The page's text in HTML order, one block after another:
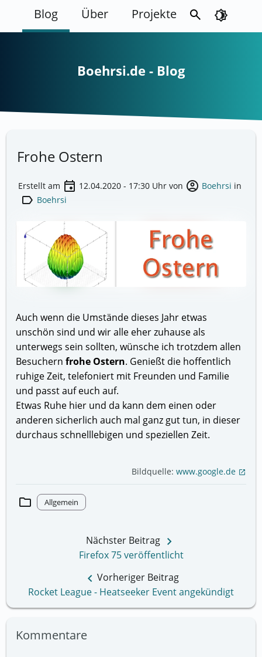
Blog Über Projekte search brightness_4
Boehrsi.de - Blog
Frohe Ostern
Erstellt am event 12.04.2020 - 17:30 Uhr von account_circle Boehrsi in
label Boehrsi
Auch wenn die Umstände dieses Jahr etwas
unschön sind und wir alle eher zuhause als
unterwegs sein sollten, wünsche ich trotzdem allen
Besuchernfrohe Ostern. Genießt die hoffentlich
ruhige Zeit, telefoniert mit Freunden und Familie
und passt auf euch auf.
Etwas Ruhe hier und da kann dem einen oder
anderen sicherlich auch mal ganz gut tun, in dieser
durchaus schnelllebigen und speziellen Zeit.
Bildquelle: www.google.de open_in_new
folder Allgemein
keyboard_arrow_left Vorheriger Beitrag
Rocket League - Heatseeker Event angekündigt
Nächster Beitrag keyboard_arrow_right
Firefox 75 veröffentlicht
Kommentare